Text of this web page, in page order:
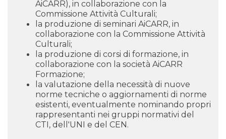
AiCARR), in collaborazione con la
Commissione Attività Culturali;
la produzione di seminari AiCARR, in
collaborazione con la Commissione Attività
Culturali;
la produzione di corsi di formazione, in
collaborazione con la società AiCARR
Formazione;
la valutazione della necessità di nuove
norme tecniche o aggiornamenti di norme
esistenti, eventualmente nominando propri
rappresentanti nei gruppi normativi del
CTI, dell'UNI e del CEN.